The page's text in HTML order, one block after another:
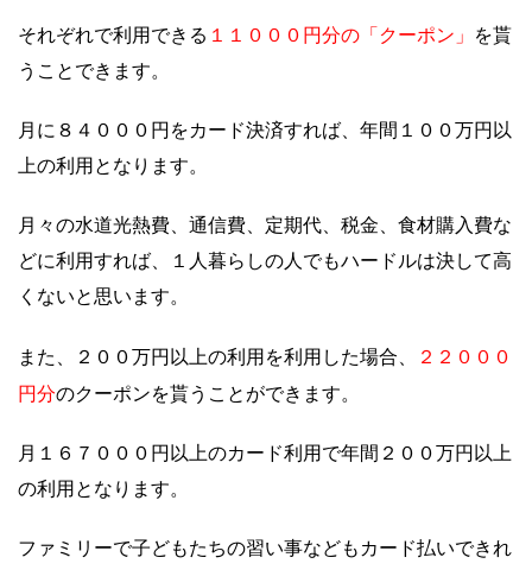
それぞれで利用できる １１０００円分の「クーポン」 を貰
うことできます。
月に８４０００円をカード決済すれば、年間１００万円以
上の利用となります。
月々の水道光熱費、通信費、定期代、税金、食材購入費な
どに利用すれば、１人暮らしの人でもハードルは決して高
くないと思います。
また、２００万円以上の利用を利用した場合、
２２０００
円分のクーポンを貰うことができます。
月１６７０００円以上のカード利用で年間２００万円以上
の利用となります。
ファミリーで子どもたちの習い事などもカード払いできれ